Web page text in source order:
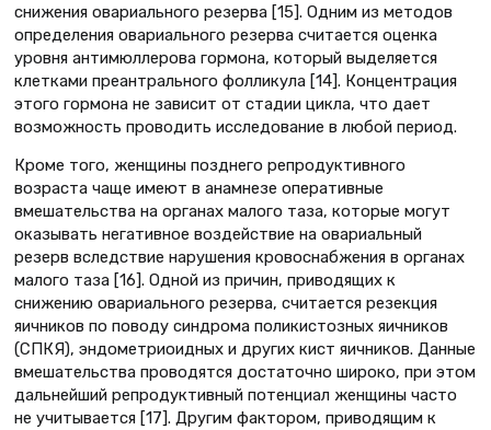
снижения овариального резерва [15]. Одним из методов
определения овариального резерва считается оценка
уровня антимюллерова гормона, который выделяется
клетками преантрального фолликула [14]. Концентрация
этого гормона не зависит от стадии цикла, что дает
возможность проводить исследование в любой период.
Кроме того, женщины позднего репродуктивного
возраста чаще имеют в анамнезе оперативные
вмешательства на органах малого таза, которые могут
оказывать негативное воздействие на овариальный
резерв вследствие нарушения кровоснабжения в органах
малого таза [16]. Одной из причин, приводящих к
снижению овариального резерва, считается резекция
яичников по поводу синдрома поликистозных яичников
(СПКЯ), эндометриоидных и других кист яичников. Данные
вмешательства проводятся достаточно широко, при этом
дальнейший репродуктивный потенциал женщины часто
не учитывается [17]. Другим фактором, приводящим к